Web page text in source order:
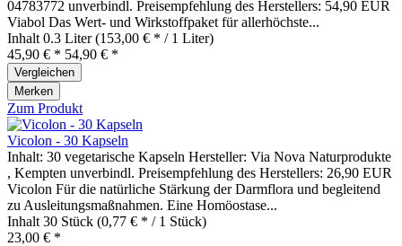
04783772 unverbindl. Preisempfehlung des Herstellers: 54,90 EUR
Viabol Das Wert- und Wirkstoffpaket für allerhöchste...
Inhalt 0.3 Liter(153,00 € * / 1 Liter)
45,90 € * 54,90 € *
Vergleichen
Merken
Zum Produkt
Vicolon - 30 Kapseln
Inhalt: 30 vegetarische Kapseln Hersteller: Via Nova Naturprodukte
, Kempten unverbindl. Preisempfehlung des Herstellers: 26,90 EUR
Vicolon Für die natürliche Stärkung der Darmflora und begleitend
zu Ausleitungsmaßnahmen. Eine Homöostase...
Inhalt 30 Stück (0,77 € * / 1 Stück)
23,00 € *